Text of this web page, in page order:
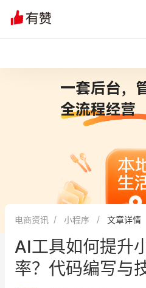
增
有
新
面对面聊增长
新零售大会 新
电商资讯 小程序 文章详情
AI工具如何提升
率？代码编写与